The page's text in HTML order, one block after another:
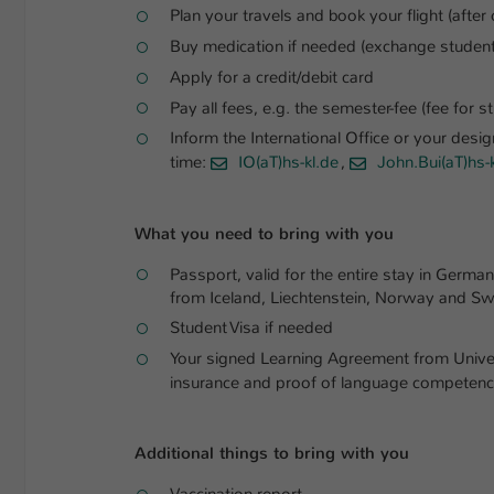
Plan your travels and book your flight (after
Buy medication if needed (exchange
Apply for a credit/debit card
Pay all fees, e.g. the semester-fee (fee for
Inform the International Office or your
time:
IO(aT)hs-kl.de,
What you need to bring with you
Passport, valid for the entire stay in
from Iceland, Liechtenstein, Norway and
Student Visa if needed
Your signed Learning Agreement from
insurance and proof of language
Additional things to bring with you